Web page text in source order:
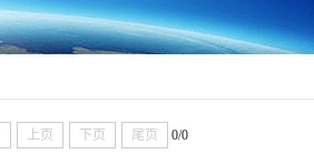
上页 下页 尾页 0/0